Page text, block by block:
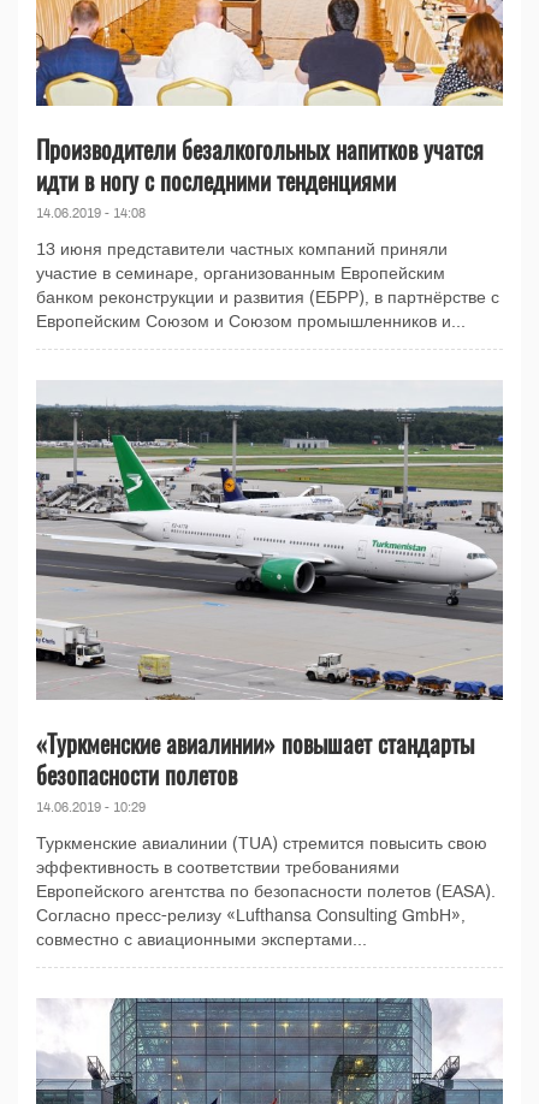
Производители безалкогольных напитков учатся
идти в ногу с последними тенденциями
14.06.2019 - 14:08
13 июня представители частных компаний приняли
участие в семинаре, организованным Европейским
банком реконструкции и развития (ЕБРР), в партнёрстве с
Европейским Союзом и Союзом промышленников и...
«Туркменские авиалинии» повышает стандарты
безопасности полетов
14.06.2019 - 10:29
Туркменские авиалинии (TUA) стремится повысить свою
эффективность в соответствии требованиями
Европейского агентства по безопасности полетов (EASA).
Согласно пресс-релизу «Lufthansa Consulting GmbH»,
совместно с авиационными экспертами...